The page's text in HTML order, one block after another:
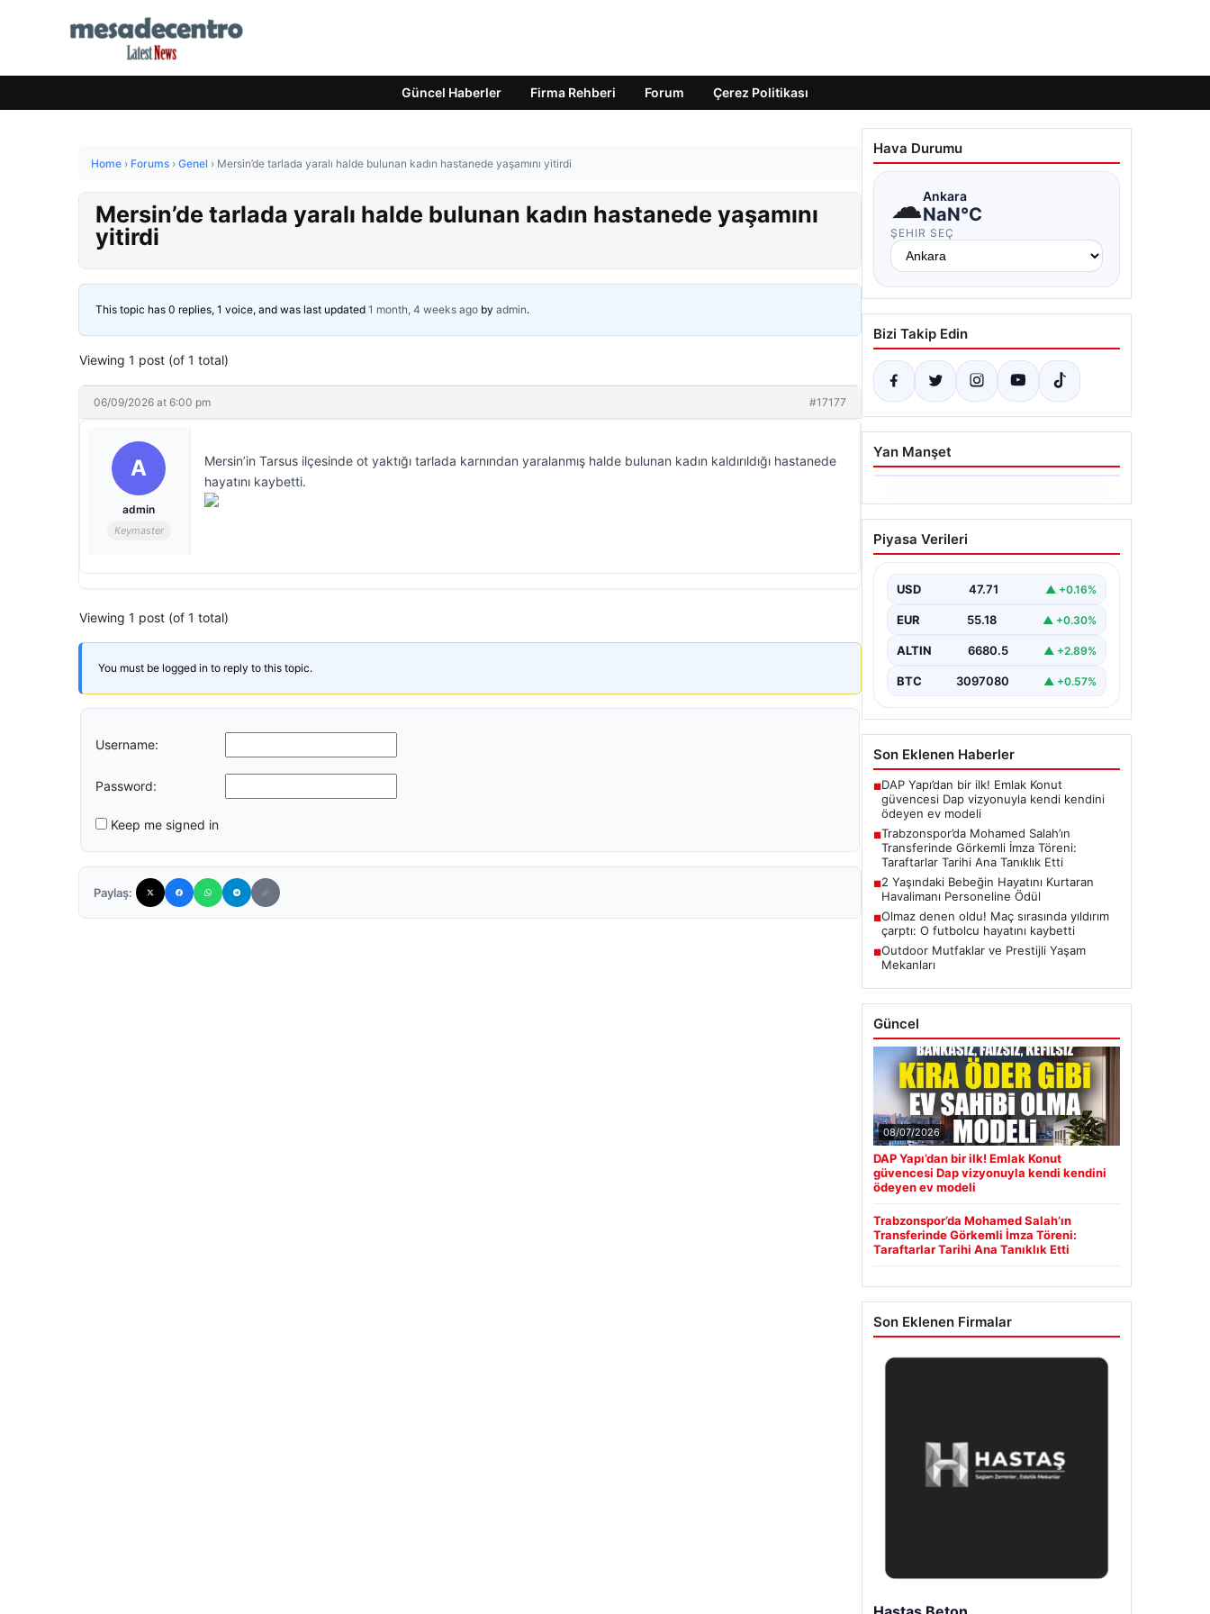
Güncel Haberler Firma Rehberi Forum Çerez Politikası
Home › Forums › Genel › Mersin’de tarlada yaralı halde bulunan kadın hastanede yaşamını yitirdi
Mersin’de tarlada yaralı halde bulunan kadın hastanede yaşamını
yitirdi
This topic has 0 replies, 1 voice, and was last updated 1 month, 4 weeks ago by admin.
Viewing 1 post (of 1 total)
06/09/2026 at 6:00 pm #17177
A
admin
Keymaster
Mersin’in Tarsus ilçesinde ot yaktığı tarlada karnından yaralanmış halde bulunan kadın kaldırıldığı hastanede
hayatını kaybetti.
Viewing 1 post (of 1 total)
You must be logged in to reply to this topic.
Username:
Password:
Keep me signed in
Paylaş:
Hava Durumu
☁Ankara
NaN°C
ŞEHIR SEÇ
Bizi Takip Edin
Yan Manşet
06.08.2026
Trabzonspor’da Mohamed
Salah’ın Transferinde
Taraftarlar Tarihi Ana
Tanıklık Etti
yıldız isimlerinden Mohamed Salah’ı
yaşıyor. Yoğun ilgiyle karşılanan…
Piyasa Verileri
USD 47.71 ▲ +0.16%
EUR 55.18 ▲ +0.30%
ALTIN 6680.5 ▲ +2.89%
BTC 3097080 ▲ +0.57%
Son Eklenen Haberler
■DAP Yapı’dan bir ilk! Emlak Konut
güvencesi Dap vizyonuyla kendi kendini
ödeyen ev modeli
■Trabzonspor’da Mohamed Salah’ın
Transferinde Görkemli İmza Töreni:
Taraftarlar Tarihi Ana Tanıklık Etti
■2 Yaşındaki Bebeğin Hayatını Kurtaran
Havalimanı Personeline Ödül
■Olmaz denen oldu! Maç sırasında yıldırım
çarptı: O futbolcu hayatını kaybetti
■Outdoor Mutfaklar ve Prestijli Yaşam
Mekanları
Güncel
08/07/2026
DAP Yapı’dan bir ilk! Emlak Konut
güvencesi Dap vizyonuyla kendi kendini
ödeyen ev modeli
Trabzonspor’da Mohamed Salah’ın
Transferinde Görkemli İmza Töreni:
Taraftarlar Tarihi Ana Tanıklık Etti
Son Eklenen Firmalar